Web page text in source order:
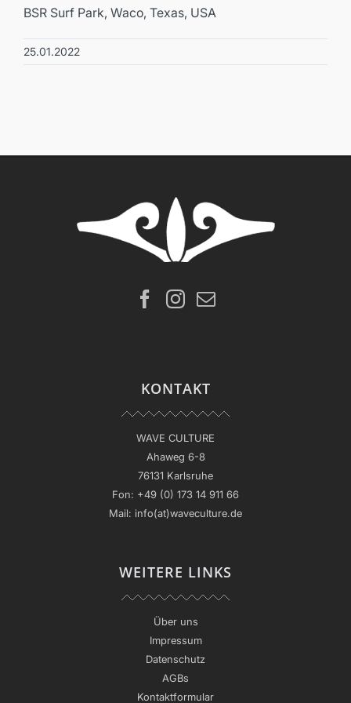
BSR Surf Park, Waco, Texas, USA
25.01.2022
KONTAKT
WAVE CULTURE
Ahaweg 6-8
76131 Karlsruhe
Fon: +49 (0) 173 14 911 66
Mail: info(at)waveculture.de
WEITERE LINKS
Über uns
Impressum
Datenschutz
AGBs
Kontaktformular